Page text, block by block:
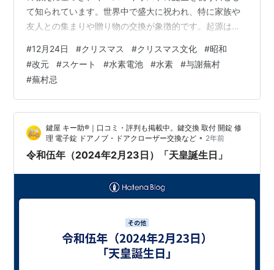
て知られています。世界中で盛大に祝われ、特に家族や
友人との集まりや贈り物の交換が象徴的です。起源は宗
化や国々で年末の一大イベントとして定着しています。
クリスマスの歴史と起源 クリスマスは、キリスト教の最
も重要な祭りのひとつで、4世紀に定着しました。12月
25日が選ばれた背景には、ローマ帝国で冬至を祝う「太
陽の生まれ変わり」祭りが関係しています。キリストの
誕生は「新しい光」としての象徴…
#12月24日 #クリスマス #クリスマス文化 #昭和
#改元 #スケート #水素電池 #水素 #与謝蕪村
#蕪村忌
鍵屋 キー助®｜口コミ・評判も掲載中。鍵交換 取付 開錠 修
理 電子錠 ドアノブ・ドアクローザー交換など • 2年前
令和伍年（2024年2月23日）「天皇誕生日」